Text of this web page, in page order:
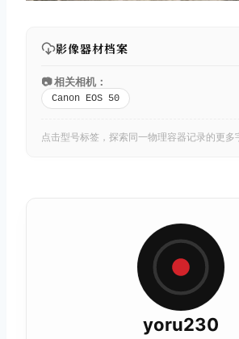
影像器材档案
📷 相关相机：
Canon EOS 50
点击型号标签，探索同一物理容器记录的更多
yoru230